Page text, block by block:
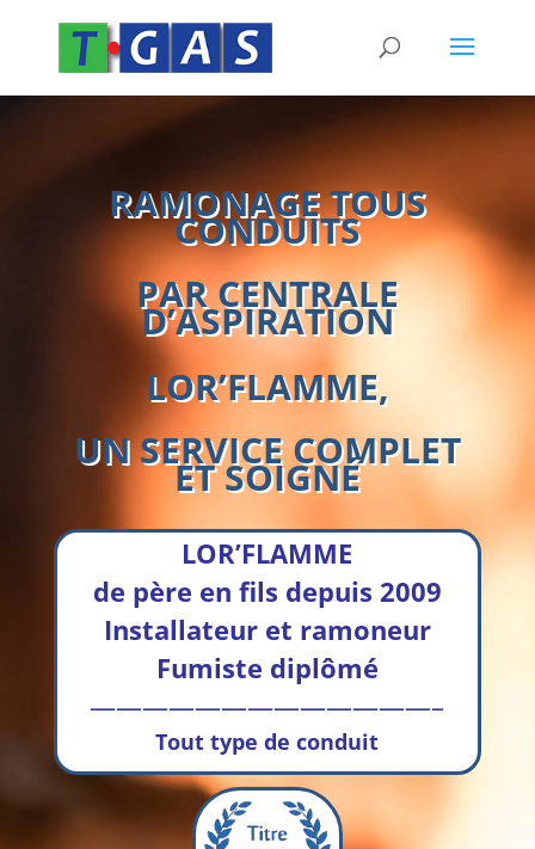
RAMONAGE TOUS
CONDUITS
PAR CENTRALE
D’ASPIRATION
LOR’FLAMME,
UN SERVICE COMPLET
ET SOIGNÉ
LOR’FLAMME
de père en fils depuis 2009
Installateur et ramoneur
Fumiste diplômé
—————————————–
Tout type de conduit